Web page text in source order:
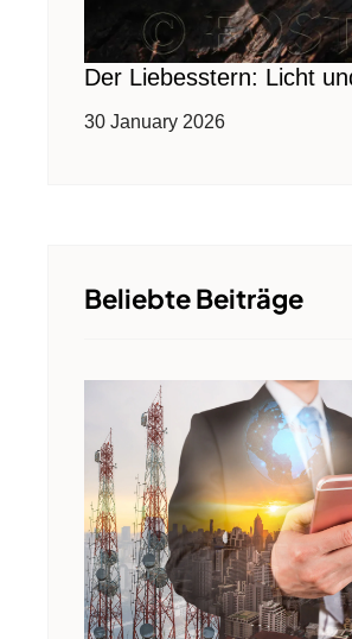
Der Liebesstern: Licht
30 January 2026
Beliebte Beiträge